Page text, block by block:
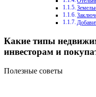
Какие типы
инвесторам и
Полезные советы